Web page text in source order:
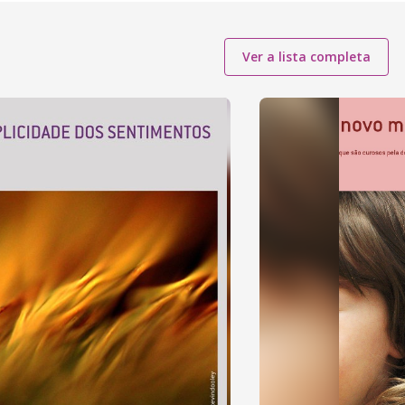
Ver a lista completa